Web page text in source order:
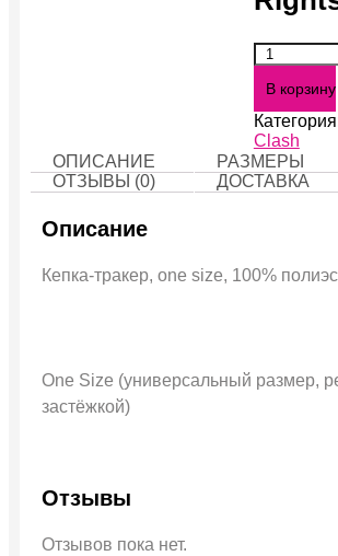
Know
Your
Rights
В корзину
Clash
ОПИСАНИЕ
РАЗМЕРЫ
ОТЗЫВЫ (0)
ДОСТАВКА
Описание
Кепка-тракер, one size, 100%
One Size (универсальный размер,
застёжкой)
Отзывы
Отзывов пока нет.